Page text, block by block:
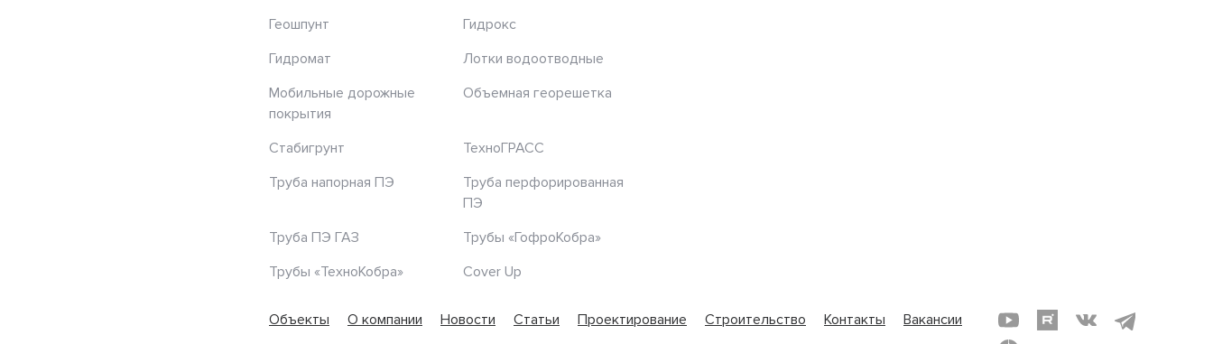
Геошпунт
Гидрокс
Гидромат
Лотки водоотводные
Мобильные дорожные
покрытия
Объемная георешетка
Стабигрунт
ТехноГРАСС
Труба напорная ПЭ
Труба перфорированная
ПЭ
Труба ПЭ ГАЗ
Трубы «ГофроКобра»
Трубы «ТехноКобра»
Cover Up
Объекты О компании Новости Статьи Проектирование Строительство Контакты Вакансии